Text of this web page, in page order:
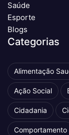
Saúde
Esporte
Blogs
Categorias
Alimentação
Ação Social
Cidadania
Comportamento